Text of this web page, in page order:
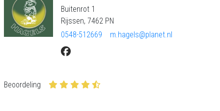
Buitenrot 1
Rijssen, 7462 PN
0548-512669
m.hagels@planet.nl
Beoordeling